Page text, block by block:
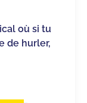
où si tu
de hurler,